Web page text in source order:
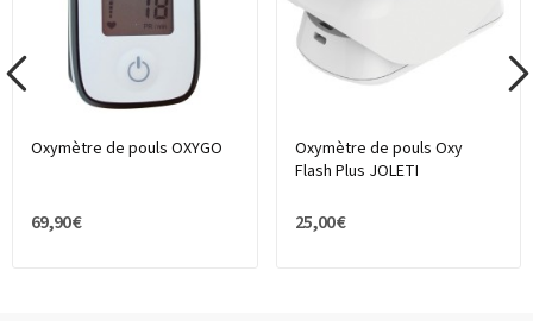
Oxymètre de pouls OXYGO
69,90 €
Oxymètre de pouls Oxy
Flash Plus JOLETI
25,00 €